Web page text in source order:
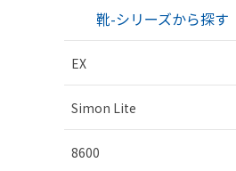
靴-シリーズから探す
EX
Simon Lite
8600